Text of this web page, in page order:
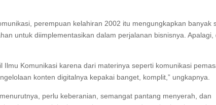
perempuan kelahiran 2002 itu mengungkapkan banyak
untuk diimplementasikan dalam perjalanan bisnisnya. Apalagi,
Ilmu Komunikasi karena dari materinya seperti komunikasi
konten digitalnya kepakai banget, komplit,” ungkapnya.
perlu keberanian, semangat pantang menyerah, dan